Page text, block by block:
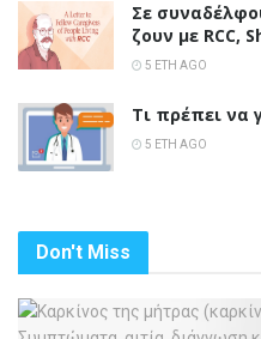
Σε
ζουν με RCC,
5 ΈΤΗ AGO
Τι πρέπει να
5 ΈΤΗ AGO
Don't Miss